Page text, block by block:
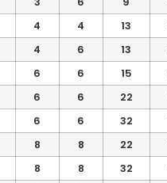
4 4 13
4 6 13
6 6 15
6 6 22
6 6 32
8 8 22
8 8 32